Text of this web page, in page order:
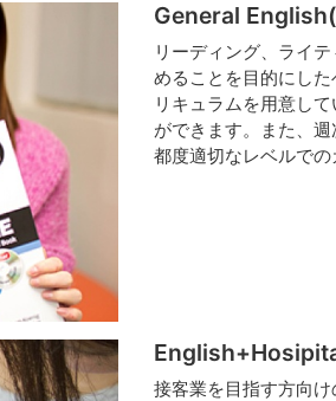
General English(
リーディング、ライ
めることを目的にし
リキュラムを用意し
ができます。また、
都度適切なレベルでの
接客業を目指す方向